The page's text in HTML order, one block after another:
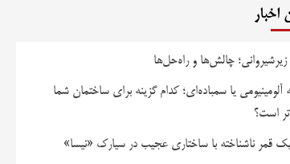
اخبار
چالش‌ها و راه‌حل‌ها
آلومینیومی یا سمباده‌ای؛ کدام گزینه برای ساختمان شما
است؟
قمر ناشناخته با ساختاری عجیب در سیارک «نیسا»